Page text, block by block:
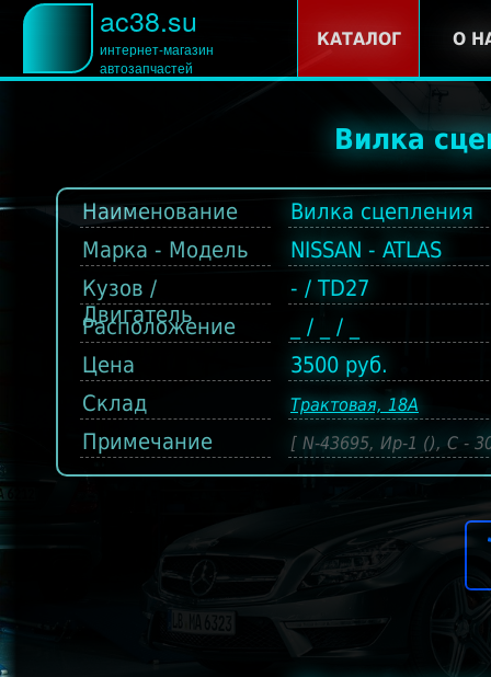
ac38.su
интернет-магазин
автозапчастей
КАТАЛОГ О
Вилка
Наименование
Марка - Модель
Кузов /
Двигатель
Расположение
Цена
Склад
Примечание
Вилка сцепления
NISSAN - ATLAS
- / TD27
_ / _ / _
3500 руб.
Трактовая, 18А
[ N-43695, Ир-1 (), С -